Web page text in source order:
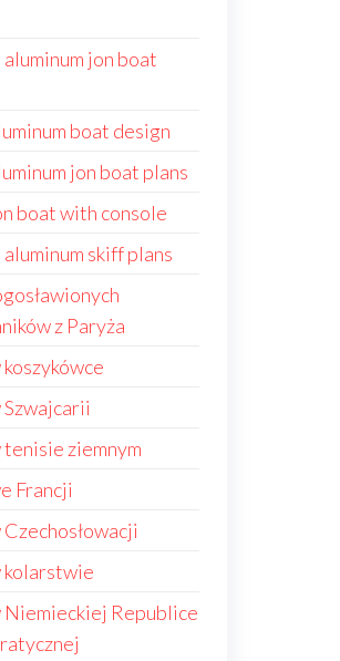
jon boat
boat design
jon boat plans
boat with console
skiff plans
z Paryża
Szwajcarii
tenisie ziemnym
Francji
kolarstwie
Niemieckiej Republice